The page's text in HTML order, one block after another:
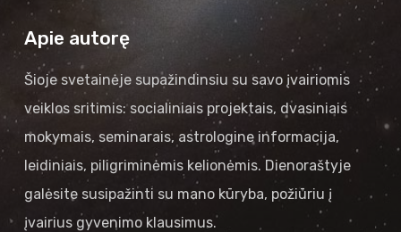
Apie autorę
Šioje svetainėje supažindinsiu su savo įvairiomis
veiklos sritimis: socialiniais projektais, dvasiniais
mokymais, seminarais, astrologine informacija,
leidiniais, piligriminėmis kelionėmis. Dienoraštyje
galėsite susipažinti su mano kūryba, požiūriu į
įvairius gyvenimo klausimus.